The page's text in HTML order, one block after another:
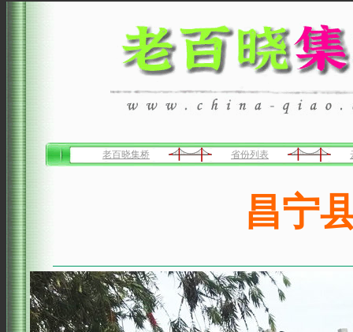
老百晓集桥 省份列表
昌宁